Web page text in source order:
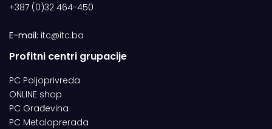
+387 (0)32 464-450
E-mail: itc@itc.ba
Profitni centri grupacije
PC Poljoprivreda
ONLINE shop
PC Građevina
PC Metaloprerada